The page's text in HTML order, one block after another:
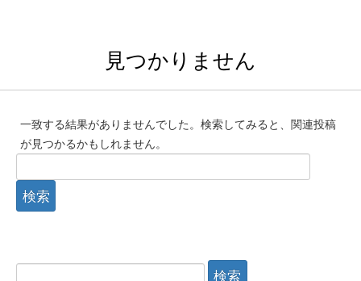
見つかりません
一致する結果がありませんでした。検索してみると、関連投稿
が見つかるかもしれません。
検
検